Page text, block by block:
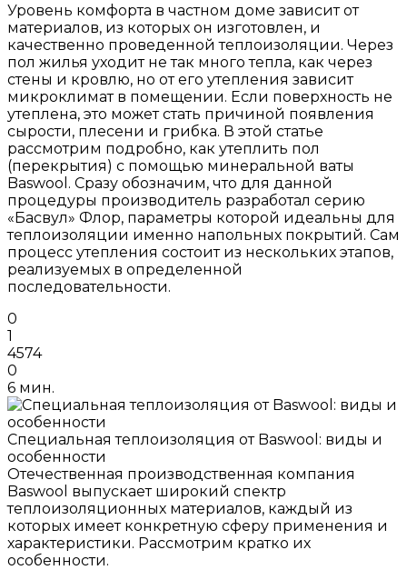
Уровень комфорта в частном доме зависит от
материалов, из которых он изготовлен, и
качественно проведенной теплоизоляции. Через
пол жилья уходит не так много тепла, как через
стены и кровлю, но от его утепления зависит
микроклимат в помещении. Если поверхность не
утеплена, это может стать причиной появления
сырости, плесени и грибка. В этой статье
рассмотрим подробно, как утеплить пол
(перекрытия) с помощью минеральной ваты
Baswool. Сразу обозначим, что для данной
процедуры производитель разработал серию
«Басвул» Флор, параметры которой идеальны для
теплоизоляции именно напольных покрытий. Сам
процесс утепления состоит из нескольких этапов,
реализуемых в определенной
последовательности.
0
1
4574
0
6 мин.
Специальная теплоизоляция от Baswool: виды и
особенности
Отечественная производственная компания
Baswool выпускает широкий спектр
теплоизоляционных материалов, каждый из
которых имеет конкретную сферу применения и
характеристики. Рассмотрим кратко их
особенности.